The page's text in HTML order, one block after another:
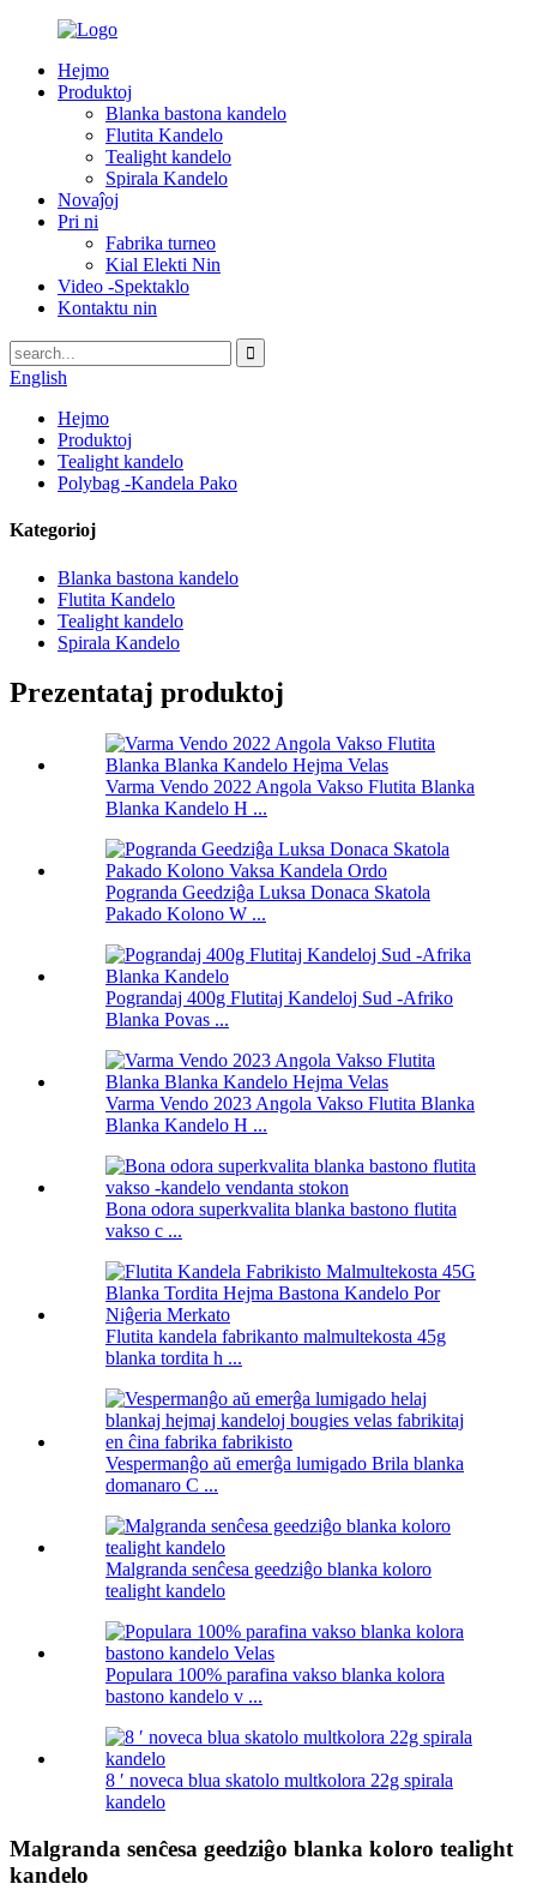
Hejmo
Produktoj
Blanka bastona kandelo
Flutita Kandelo
Tealight kandelo
Spirala Kandelo
Novaĵoj
Pri ni
Fabrika turneo
Kial Elekti Nin
Video -Spektaklo
Kontaktu nin
English
Hejmo
Produktoj
Tealight kandelo
Polybag -Kandela Pako
Kategorioj
Blanka bastona kandelo
Flutita Kandelo
Tealight kandelo
Spirala Kandelo
Prezentataj produktoj
Varma Vendo 2022 Angola Vakso Flutita Blanka
Blanka Kandelo H ...
Pogranda Geedziĝa Luksa Donaca Skatola
Pakado Kolono W ...
Pograndaj 400g Flutitaj Kandeloj Sud -Afriko
Blanka Povas ...
Varma Vendo 2023 Angola Vakso Flutita Blanka
Blanka Kandelo H ...
Bona odora superkvalita blanka bastono flutita
vakso c ...
Flutita kandela fabrikanto malmultekosta 45g
blanka tordita h ...
Vespermanĝo aŭ emerĝa lumigado Brila blanka
domanaro C ...
Malgranda senĉesa geedziĝo blanka koloro
tealight kandelo
Populara 100% parafina vakso blanka kolora
bastono kandelo v ...
8 ′ noveca blua skatolo multkolora 22g spirala
kandelo
Malgranda senĉesa geedziĝo blanka koloro tealight
kandelo